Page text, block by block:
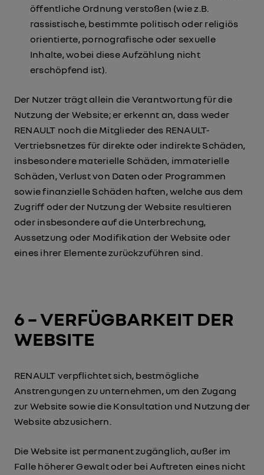
öffentliche Ordnung verstoßen (wie z.B.
rassistische, bestimmte politisch oder religiös
orientierte, pornografische oder sexuelle
Inhalte, wobei diese Aufzählung nicht
erschöpfend ist).
Der Nutzer trägt allein die Verantwortung für die
Nutzung der Website; er erkennt an, dass weder
RENAULT noch die Mitglieder des RENAULT-
Vertriebsnetzes für direkte oder indirekte Schäden,
insbesondere materielle Schäden, immaterielle
Schäden, Verlust von Daten oder Programmen
sowie finanzielle Schäden haften, welche aus dem
Zugriff oder der Nutzung der Website resultieren
oder insbesondere auf die Unterbrechung,
Aussetzung oder Modifikation der Website oder
eines ihrer Elemente zurückzuführen sind.
6 – VERFÜGBARKEIT DER
WEBSITE
RENAULT verpflichtet sich, bestmögliche
Anstrengungen zu unternehmen, um den Zugang
zur Website sowie die Konsultation und Nutzung der
Website abzusichern.
Die Website ist permanent zugänglich, außer im
Falle höherer Gewalt oder bei Auftreten eines nicht